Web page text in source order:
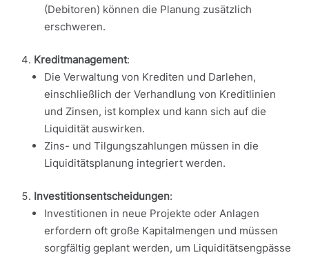
(Debitoren) können die Planung zusätzlich
erschweren.
Kreditmanagement:
Die Verwaltung von Krediten und Darlehen,
einschließlich der Verhandlung von Kreditlinien
und Zinsen, ist komplex und kann sich auf die
Liquidität auswirken.
Zins- und Tilgungszahlungen müssen in die
Liquiditätsplanung integriert werden.
Investitionsentscheidungen:
Investitionen in neue Projekte oder Anlagen
erfordern oft große Kapitalmengen und müssen
sorgfältig geplant werden, um Liquiditätsengpässe